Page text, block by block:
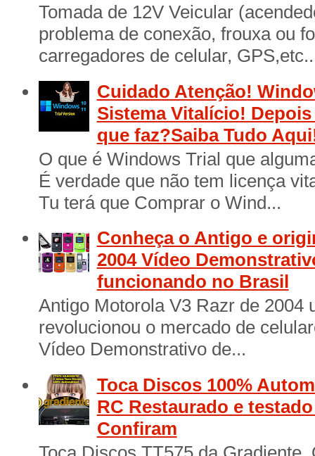
Tomada de 12V Veicular
problema de conexão, frouxa ou
carregadores de celular,
Cuidado Atenção!
Sistema Vitalício! Depois
que faz?Saiba Tudo
O que é Windows Trial que
É verdade que não tem licença
Tu terá que Comprar o Wind...
Conheça o Antigo e
2004 Vídeo
funcionando no Brasil
Antigo Motorola V3 Razr de 2004
revolucionou o mercado de
Vídeo Demonstrativo de...
Toca Discos 100%
RC Restaurado e
Confiram